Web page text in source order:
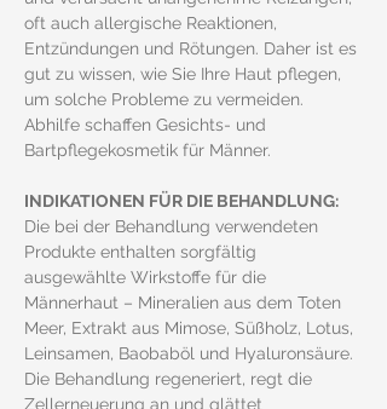
oft auch allergische Reaktionen,
Entzündungen und Rötungen. Daher ist es
gut zu wissen, wie Sie Ihre Haut pflegen,
um solche Probleme zu vermeiden.
Abhilfe schaffen Gesichts- und
Bartpflegekosmetik für Männer.
INDIKATIONEN FÜR DIE BEHANDLUNG:
Die bei der Behandlung verwendeten
Produkte enthalten sorgfältig
ausgewählte Wirkstoffe für die
Männerhaut – Mineralien aus dem Toten
Meer, Extrakt aus Mimose, Süßholz, Lotus,
Leinsamen, Baobaböl und Hyaluronsäure.
Die Behandlung regeneriert, regt die
Zellerneuerung an und glättet